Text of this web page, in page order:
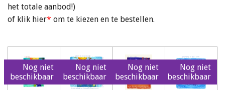
het totale aanbod!)
of klik hier* om te kiezen en te bestellen.
Nog niet
beschikbaar
Nog niet
beschikbaar
Nog niet
beschikbaar
Nog niet
beschikbaar